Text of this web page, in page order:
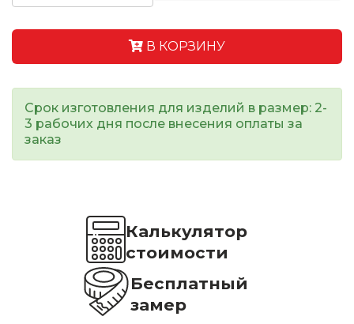
В КОРЗИНУ
Срок изготовления для изделий в размер: 2-
3 рабочих дня после внесения оплаты за
заказ
Калькулятор
стоимости
Бесплатный
замер